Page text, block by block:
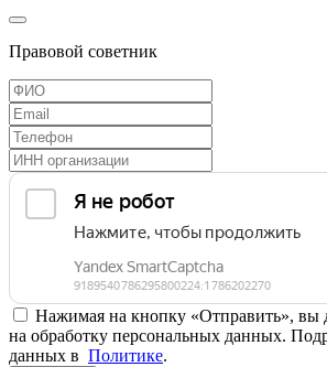
Правовой советник
Нажимая на кнопку «Отправить», вы
на обработку персональных данных.
данных в Политике.